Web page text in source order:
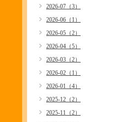
2026-07（3）
2026-06（1）
2026-05（2）
2026-04（5）
2026-03（2）
2026-02（1）
2026-01（4）
2025-12（2）
2025-11（2）